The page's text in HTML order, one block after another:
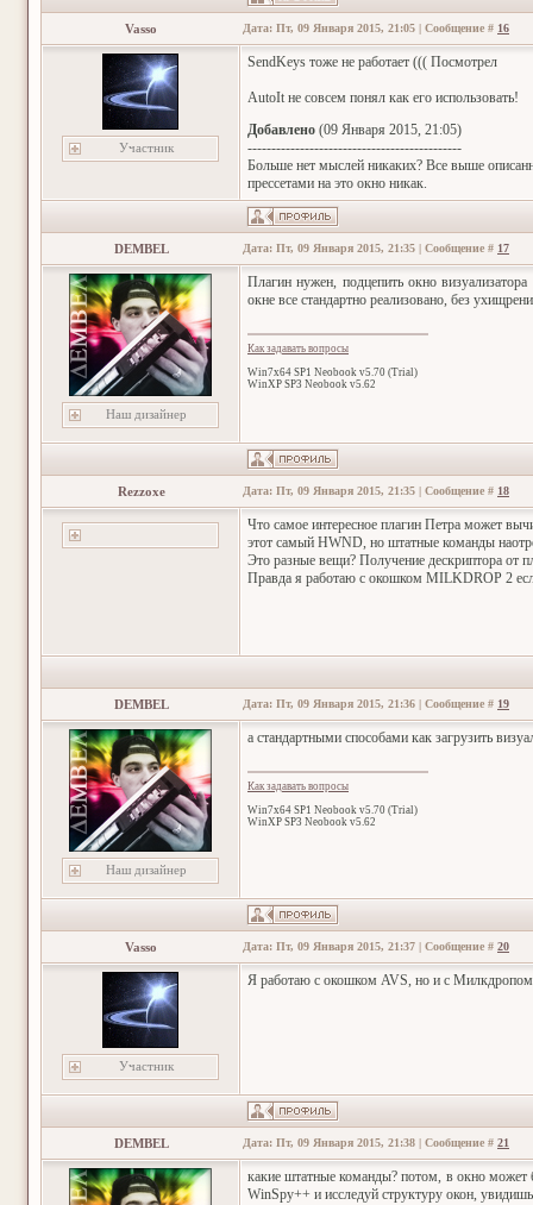
Vasso Дата: Пт, 09 Января 2015, 21:05 | Сообщение # 16
Участник
SendKeys тоже не работает ((( Посмотрел
AutoIt не совсем понял как его использовать!
Добавлено (09 Января 2015, 21:05)
---------------------------------------------
Больше нет мыслей никаких? Все выше
прессетами на это окно никак.
DEMBEL Дата: Пт, 09 Января 2015, 21:35 | Сообщение # 17
Наш дизайнер
Плагин нужен, подцепить окно
окне все стандартно реализовано, без
Как задавать вопросы
Win7x64 SP1 Neobook v5.70 (Trial)
WinXP SP3 Neobook v5.62
Rezzoxe Дата: Пт, 09 Января 2015, 21:35 | Сообщение # 18
Что самое интересное плагин Петра может
этот самый HWND, но штатные команды
Это разные вещи? Получение дескриптора от
Правда я работаю с окошком MILKDROP 2
DEMBEL Дата: Пт, 09 Января 2015, 21:36 | Сообщение # 19
Наш дизайнер
а стандартными способами как загрузить
Как задавать вопросы
Win7x64 SP1 Neobook v5.70 (Trial)
WinXP SP3 Neobook v5.62
Vasso Дата: Пт, 09 Января 2015, 21:37 | Сообщение # 20
Участник
Я работаю с окошком AVS, но и с
DEMBEL Дата: Пт, 09 Января 2015, 21:38 | Сообщение # 21
какие штатные команды? потом, в окно может
WinSpy++ и исследуй структуру окон,